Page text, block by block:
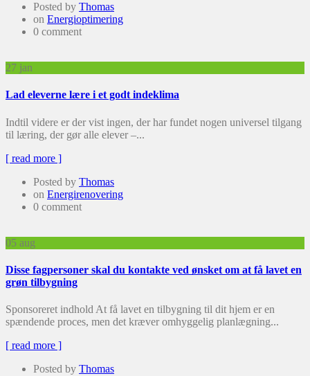
Posted by Thomas
on Energioptimering
0 comment
27 jan
Lad eleverne lære i et godt indeklima
Indtil videre er der vist ingen, der har fundet nogen universel tilgang
til læring, der gør alle elever –...
[ read more ]
Posted by Thomas
on Energirenovering
0 comment
05 aug
Disse fagpersoner skal du kontakte ved ønsket om at få lavet en
grøn tilbygning
Sponsoreret indhold At få lavet en tilbygning til dit hjem er en
spændende proces, men det kræver omhyggelig planlægning...
[ read more ]
Posted by Thomas